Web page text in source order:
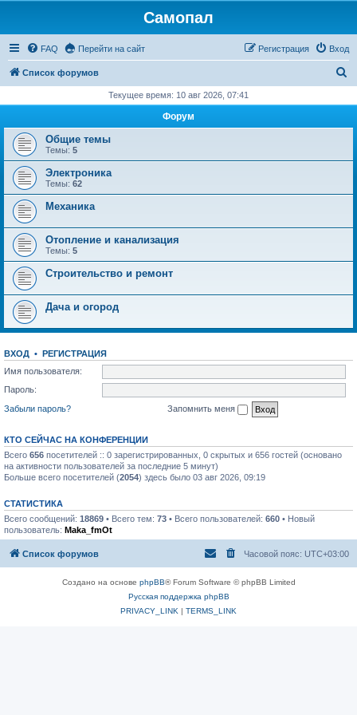
Самопал
FAQ Перейти на сайт Вход
Регистрация
Список форумов
с
Текущее время: 10 авг 2026, 07:41
Форум
Общие темы
Темы: 5
Электроника
Темы: 62
Механика
Отопление и канализация
Темы: 5
Строительство и ремонт
Дача и огород
ВХОД • РЕГИСТРАЦИЯ
Имя пользователя:
Пароль:
Забыли пароль?
Запомнить меня
КТО СЕЙЧАС НА КОНФЕРЕНЦИИ
Всего 656 посетителей :: 0 зарегистрированных, 0 скрытых и 656 гостей (основано
на активности пользователей за последние 5 минут)
Больше всего посетителей (2054) здесь было 03 авг 2026, 09:19
СТАТИСТИКА
Всего сообщений: 18869 • Всего тем: 73 • Всего пользователей: 660 • Новый
пользователь: Maka_fmOt
Список форумов Часовой пояс: UTC+03:00
Создано на основе phpBB® Forum Software © phpBB Limited
Русская поддержка phpBB
PRIVACY_LINK | TERMS_LINK